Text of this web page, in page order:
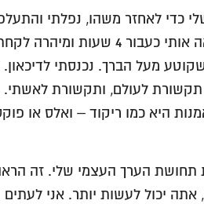
לאחזר משהו, נפלתי
לקופסת הקרח היבש שהייתה לי השתמשתי בהקפאת כל
ניתוח נוסף שקוטע מעל הברך.
תקשורת לעולם, ותקשורת
היא כמו ריקוד – ואלס או
תחושת הערך העצמי שלי. זה
לעשות יותר. אני לעתים